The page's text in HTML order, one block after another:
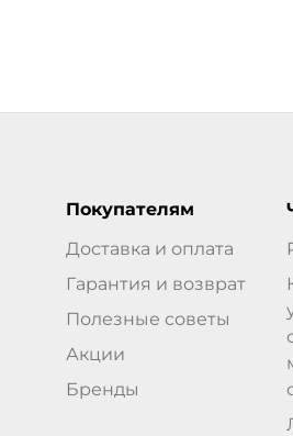
Покупателям
Доставка и оплата
Гарантия и возврат
Полезные советы
Акции
Бренды